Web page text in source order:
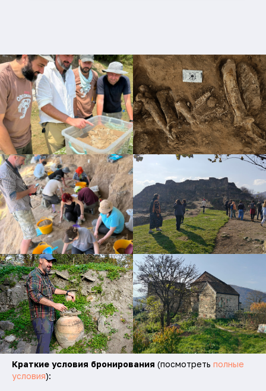
Краткие условия бронирования (посмотреть полные
условия):